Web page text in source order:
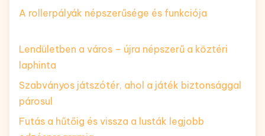
A rollerpályák népszerűsége és funkciója
Lendületben a város – újra népszerű a köztéri
laphinta
Szabványos játszótér, ahol a játék biztonsággal
párosul
Futás a hűtőig és vissza a lusták legjobb